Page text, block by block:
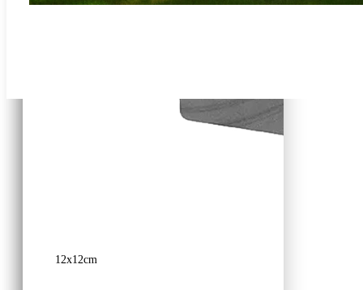
12x12cm